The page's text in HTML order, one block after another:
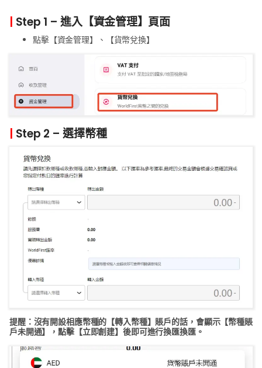
Step 1 – 進入【資金管理】頁面
點擊【資金管理】、【貨幣兌換】
Step 2 – 選擇幣種
提醒：沒有開設相應幣種的【轉入幣種】賬戶的話，會顯示【幣種賬
戶未開通】，點擊【立即創建】後即可進行換匯換匯。